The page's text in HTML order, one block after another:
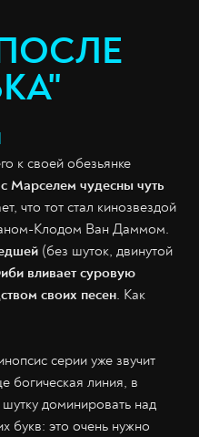
к своей обезьянке
Марселем чудесны чуть
что тот стал кинозвездой
Клодом Ван Даммом.
(без шуток, двинутой
вливает суровую
своих песен. Как
серии уже звучит
богическая линия, в
доминировать над
букв: это очень нужно